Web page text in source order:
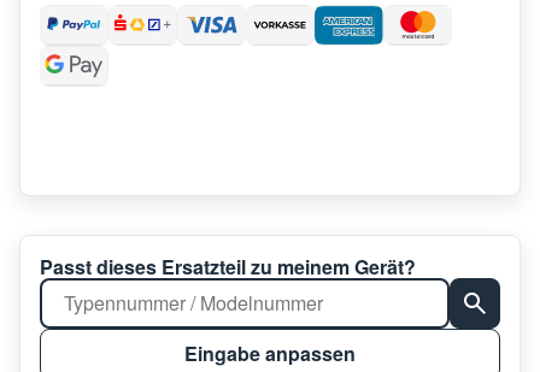
Passt dieses Ersatzteil zu meinem Gerät?
Eingabe anpassen